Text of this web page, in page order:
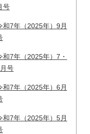
号
和7年（2025年）9月
和7年（2025年）7・
号
和7年（2025年）6月
和7年（2025年）5月